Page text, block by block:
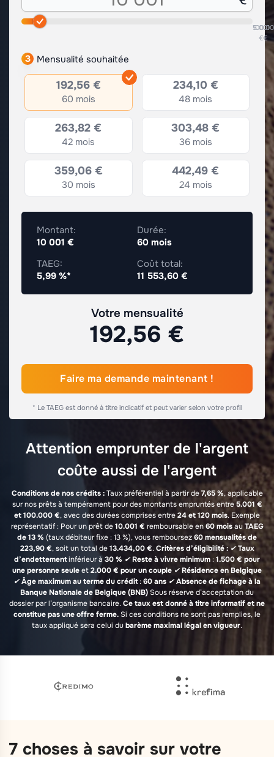
5.001
€€
3 Mensualité souhaitée
192,56 €
60 mois
234,10 €
48 mois
263,82 €
42 mois
303,48 €
36 mois
359,06 €
30 mois
442,49 €
24 mois
Montant:
10 001 €
Durée:
60 mois
TAEG:
5,99 %*
Coût total:
11 553,60 €
Votre mensualité
192,56 €
Faire ma demande maintenant !
* Le TAEG est donné à titre indicatif et peut varier selon votre profil
Attention emprunter de l'argent
coûte aussi de l'argent
Conditions de nos crédits :Taux préférentiel à partir de7,65 %, applicable
sur nos prêts à tempérament pour des montants empruntés entre5.001 €
et 100.000 €, avec des durées comprises entre24 et 120 mois. Exemple
représentatif : Pour un prêt de10.001 € remboursable en60 moisauTAEG
de 13 % (taux débiteur fixe : 13 %), vous remboursez60 mensualités de
223,90 €, soit un total de13.434,00 €.Critères d’éligibilité :✔Taux
d’endettementinférieur à 30 % ✔Reste à vivre minimum :1.500 € pour
une personne seuleet2.000 € pour un couple ✔Résidence en Belgique
✔Âge maximum au terme du crédit:60 ans ✔Absence de fichage à la
Banque Nationale de Belgique (BNB) Sous réserve d’acceptation du
dossier par l’organisme bancaire.Ce taux est donné à titre informatif et ne
constitue pas une offre ferme. Si ces conditions ne sont pas remplies, le
taux appliqué sera celui dubarème maximal légal en vigueur.
7 choses à savoir sur votre